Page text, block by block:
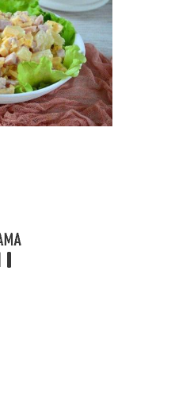
Салат с курицей